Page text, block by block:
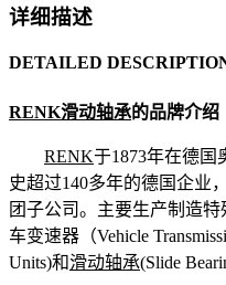
详细描述
DETAILED
RENK滑动轴承的品牌介绍
RENK于1873年在德国
史超过140多年的德国企业
团子公司。主要生产制造特
车变速器（Vehicle
Units)和滑动轴承(Slide